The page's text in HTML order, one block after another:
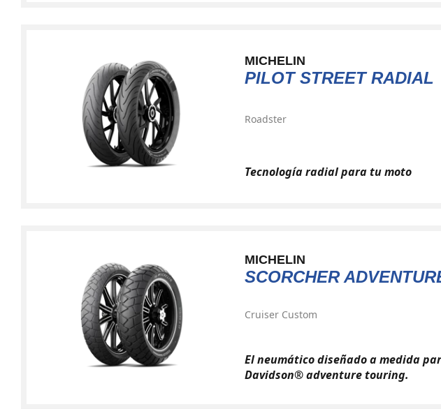
MICHELIN
PILOT STREET RADIAL
Roadster
Tecnología radial para tu moto
MICHELIN
SCORCHER
Cruiser Custom
El neumático diseñado a medida
Davidson® adventure touring.